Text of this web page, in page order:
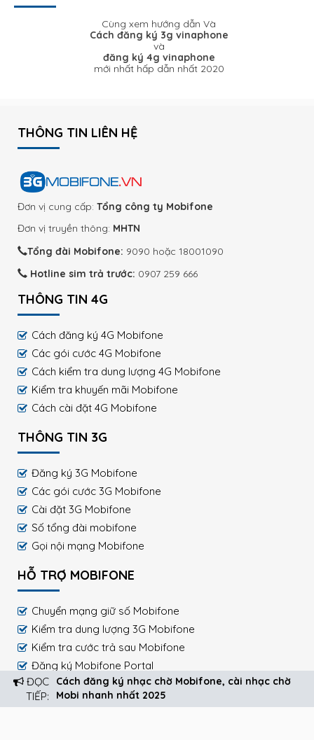
ĐỌC
TIẾP:
Cách đăng ký nhạc chờ Mobifone, cài nhạc chờ
Mobi nhanh nhất 2025
Cùng xem hướng dẫn Và
Cách đăng ký 3g vinaphone
và
đăng ký 4g vinaphone
mới nhất hấp dẫn nhất 2020
THÔNG TIN LIÊN HỆ
Đơn vị cung cấp: Tổng công ty Mobifone
Đơn vị truyền thông: MHTN
Tổng đài Mobifone: 9090 hoặc 18001090
Hotline sim trả trước: 0907 259 666
THÔNG TIN 4G
Cách đăng ký 4G Mobifone
Các gói cước 4G Mobifone
Cách kiểm tra dung lượng 4G Mobifone
Kiểm tra khuyến mãi Mobifone
Cách cài đặt 4G Mobifone
THÔNG TIN 3G
Đăng ký 3G Mobifone
Các gói cước 3G Mobifone
Cài đặt 3G Mobifone
Số tổng đài mobifone
Gọi nội mạng Mobifone
HỖ TRỢ MOBIFONE
Chuyển mạng giữ số Mobifone
Kiểm tra dung lượng 3G Mobifone
Kiểm tra cước trả sau Mobifone
Đăng ký Mobifone Portal
Cách nạp tiền Mobifone
Nhắn tin nội mạng Mobifone